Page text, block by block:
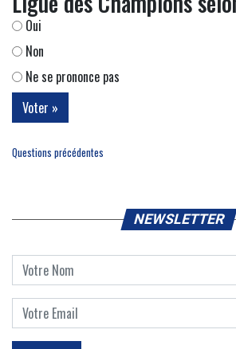
Oui
Non
Ne se prononce pas
Questions précédentes
NEWSLETTER